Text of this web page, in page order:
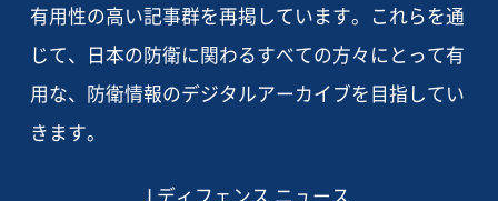
有用性の高い記事群を再掲しています。これらを通
じて、日本の防衛に関わるすべての方々にとって有
用な、防衛情報のデジタルアーカイブを目指してい
きます。